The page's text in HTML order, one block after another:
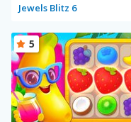
Jewels Blitz 6
5